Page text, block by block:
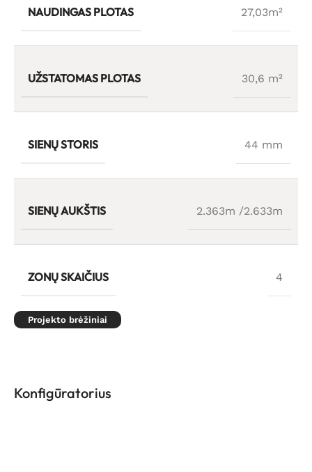
NAUDINGAS PLOTAS 27,03m²
UŽSTATOMAS PLOTAS 30,6 m²
SIENŲ STORIS 44 mm
SIENŲ AUKŠTIS 2.363m /2.633m
ZONŲ SKAIČIUS 4
Projekto brėžiniai
Konfigūratorius